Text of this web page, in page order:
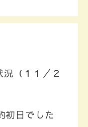
（１１／２
初日でした